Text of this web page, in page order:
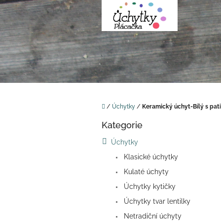
Přejít
na
obsah
Domů
/ Úchytky / Keramický úchyt-Bílý s
Přeskočit
Kategorie
Úchytky
Klasické úchytky
Kulaté úchyty
Úchytky kytičky
Úchytky tvar lentilky
Netradiční úchyty